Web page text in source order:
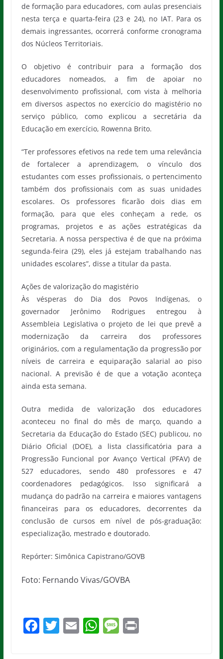
de formação para educadores, com aulas presenciais
nesta terça e quarta-feira (23 e 24), no IAT. Para os
demais ingressantes, ocorrerá conforme cronograma
dos Núcleos Territoriais.
O objetivo é contribuir para a formação dos
educadores nomeados, a fim de apoiar no
desenvolvimento profissional, com vista à melhoria
em diversos aspectos no exercício do magistério no
serviço público, como explicou a secretária da
Educação em exercício, Rowenna Brito.
“Ter professores efetivos na rede tem uma relevância
de fortalecer a aprendizagem, o vínculo dos
estudantes com esses profissionais, o pertencimento
também dos profissionais com as suas unidades
escolares. Os professores ficarão dois dias em
formação, para que eles conheçam a rede, os
programas, projetos e as ações estratégicas da
Secretaria. A nossa perspectiva é de que na próxima
segunda-feira (29), eles já estejam trabalhando nas
unidades escolares”, disse a titular da pasta.
Ações de valorização do magistério
Às vésperas do Dia dos Povos Indígenas, o
governador Jerônimo Rodrigues entregou à
Assembleia Legislativa o projeto de lei que prevê a
modernização da carreira dos professores
originários, com a regulamentação da progressão por
níveis de carreira e equiparação salarial ao piso
nacional. A previsão é de que a votação aconteça
ainda esta semana.
Outra medida de valorização dos educadores
aconteceu no final do mês de março, quando a
Secretaria da Educação do Estado (SEC) publicou, no
Diário Oficial (DOE), a lista classificatória para a
Progressão Funcional por Avanço Vertical (PFAV) de
527 educadores, sendo 480 professores e 47
coordenadores pedagógicos. Isso significará a
mudança do padrão na carreira e maiores vantagens
financeiras para os educadores, decorrentes da
conclusão de cursos em nível de pós-graduação:
especialização, mestrado e doutorado.
Repórter: Simônica Capistrano/GOVB
Foto: Fernando Vivas/GOVBA
F T E W M Pr